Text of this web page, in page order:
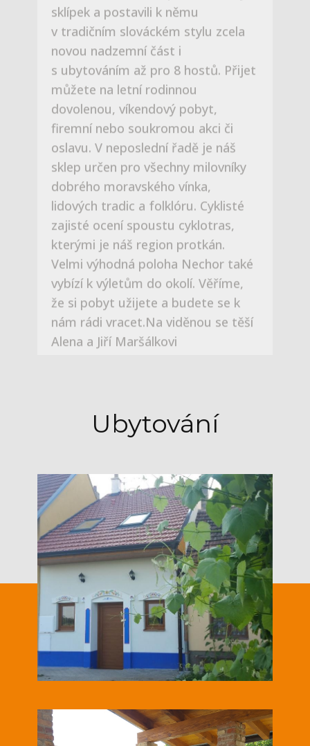
oslavu. V neposlední řadě je náš
sklep určen pro všechny milovníky
dobrého moravského vínka,
lidových tradic a folklóru. Cyklisté
zajisté ocení spoustu cyklotras,
kterými je náš region protkán.
Velmi výhodná poloha Nechor také
vybízí k výletům do okolí. Věříme,
že si pobyt užijete a budete se k
nám rádi vracet.Na viděnou se těší
Alena a Jiří Maršálkovi
ZJISTĚTE VÍCE
Ubytování